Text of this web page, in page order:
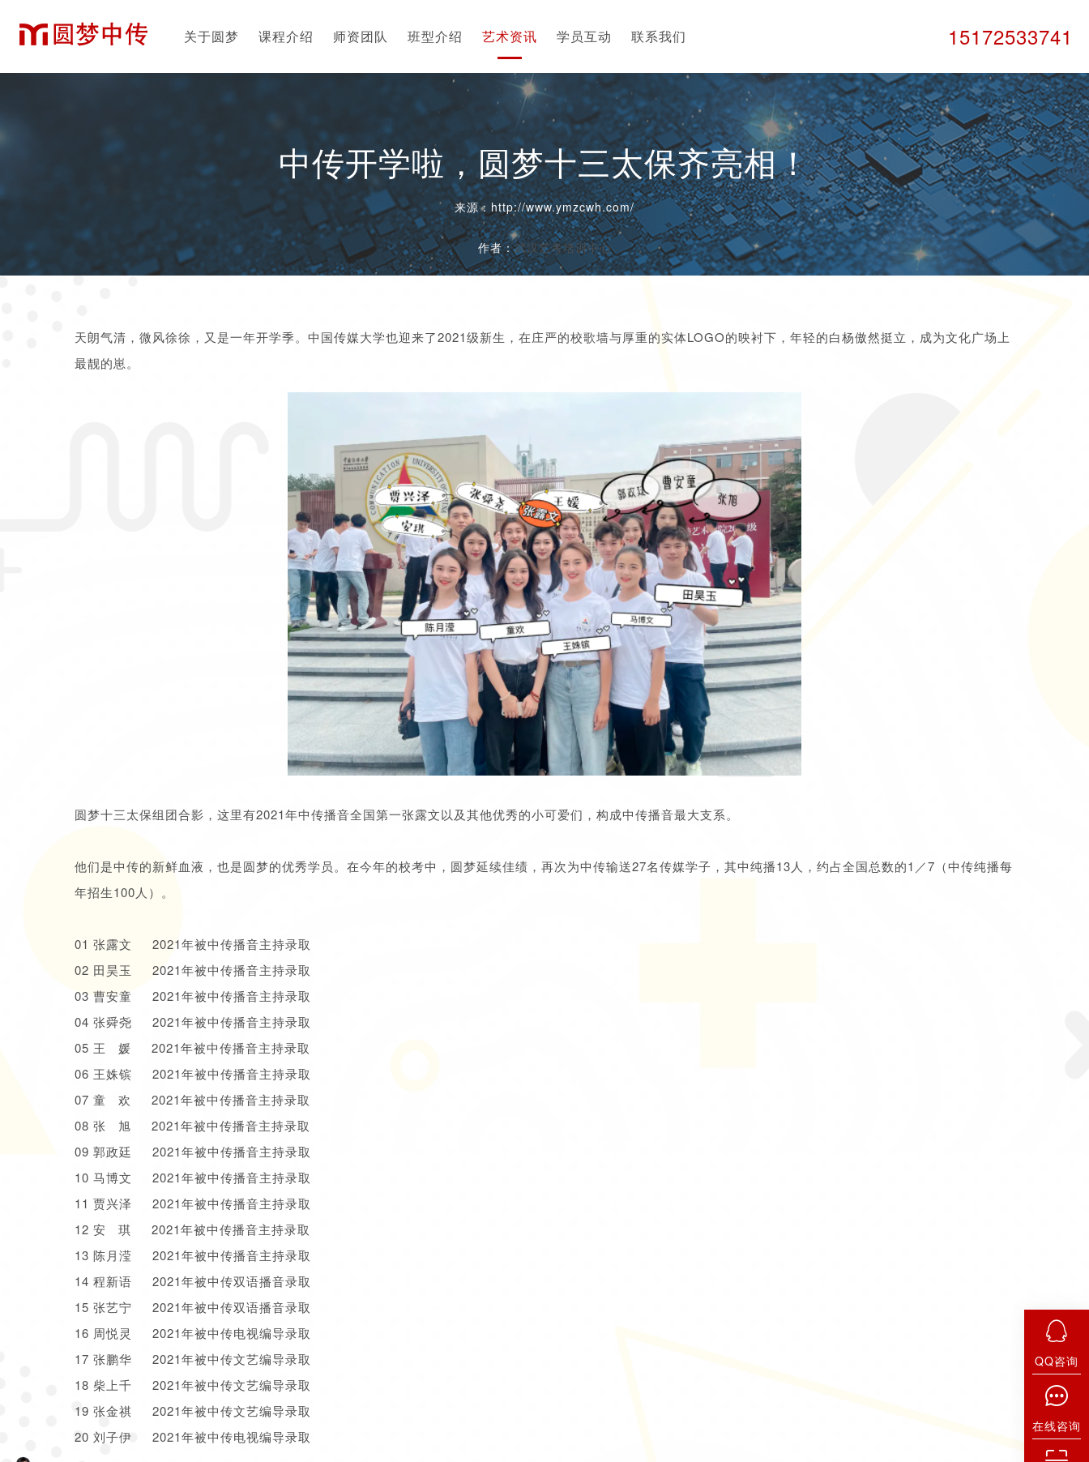
关于圆梦 课程介绍 师资团队 班型介绍 艺术资讯 学员互动 联系我们 15172533741
中传开学啦，圆梦十三太保齐亮相！
来源：http://www.ymzcwh.com/
作者：武汉艺考培训中心
天朗气清，微风徐徐，又是一年开学季。中国传媒大学也迎来了2021级新生，在庄严的校歌墙与厚重的实体LOGO的映衬下，年轻的白杨傲然挺立，成为文化广场上
最靓的崽。
圆梦十三太保组团合影，这里有2021年中传播音全国第一张露文以及其他优秀的小可爱们，构成中传播音最大支系。
他们是中传的新鲜血液，也是圆梦的优秀学员。在今年的校考中，圆梦延续佳绩，再次为中传输送27名传媒学子，其中纯播13人，约占全国总数的1／7（中传纯播每
年招生100人）。
01 张露文 2021年被中传播音主持录取
02 田昊玉 2021年被中传播音主持录取
03 曹安童 2021年被中传播音主持录取
04 张舜尧 2021年被中传播音主持录取
05 王 媛 2021年被中传播音主持录取
06 王姝镔 2021年被中传播音主持录取
07 童 欢 2021年被中传播音主持录取
08 张 旭 2021年被中传播音主持录取
09 郭政廷 2021年被中传播音主持录取
10 马博文 2021年被中传播音主持录取
11 贾兴泽 2021年被中传播音主持录取
12 安 琪 2021年被中传播音主持录取
13 陈月滢 2021年被中传播音主持录取
14 程新语 2021年被中传双语播音录取
15 张艺宁 2021年被中传双语播音录取
16 周悦灵 2021年被中传电视编导录取
17 张鹏华 2021年被中传文艺编导录取
18 柴上千 2021年被中传文艺编导录取
19 张金祺 2021年被中传文艺编导录取
20 刘子伊 2021年被中传电视编导录取
QQ咨询
在线咨询